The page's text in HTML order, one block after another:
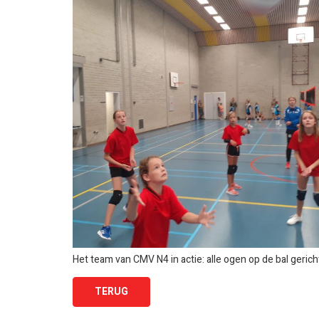
Het team van CMV N4 in actie: alle ogen op de bal
TERUG